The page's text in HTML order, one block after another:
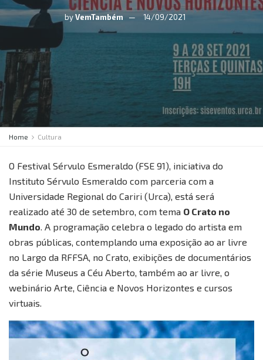
byVemTambém 14/09/2021
Home Cultura
O Festival Sérvulo Esmeraldo (FSE 91), iniciativa do
Instituto Sérvulo Esmeraldo com parceria com a
Universidade Regional do Cariri (Urca), está será
realizado até 30 de setembro, com tema O Crato no
Mundo. A programação celebra o legado do artista em
obras públicas, contemplando uma exposição ao ar livre
no Largo da RFFSA, no Crato, exibições de documentários
da série Museus a Céu Aberto, também ao ar livre, o
webinário Arte, Ciência e Novos Horizontes e cursos
virtuais.